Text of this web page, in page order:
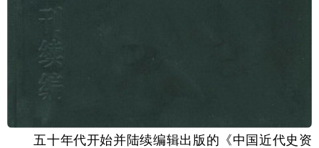
五十年代开始并陆续编辑出版的《中国近代史资